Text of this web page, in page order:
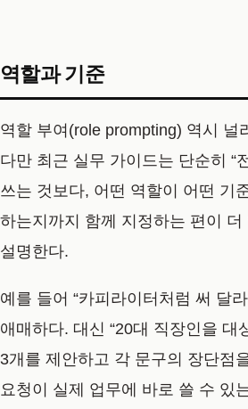
역할과 기준
역할 부여(role prompting) 역시 널
다만 최근 실무 가이드는 단순히 “
쓰는 것보다, 어떤 역할이 어떤 기
하는지까지 함께 지정하는 편이 더
설명한다.
예를 들어 “카피라이터처럼 써 달
애매하다. 대신 “20대 직장인을 대
3개를 제안하고 각 문구의 장단점
요청이 실제 업무에 바로 쓸 수 있